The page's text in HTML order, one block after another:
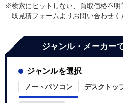
検索にヒットしない、買取価格不
取見積フォームよりお問い合わせく
ジャンル・メーカー
ジャンルを選択
ノートパソコン デスクトッ